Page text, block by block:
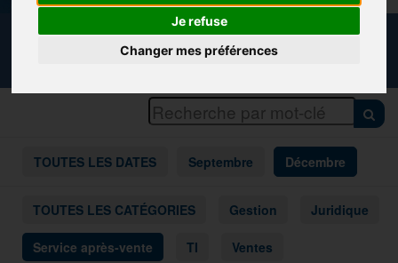
Je refuse
Changer mes préférences
CALENDRIER DES FORMATIONS
TOUTES LES DATES Septembre Décembre
TOUTES LES CATÉGORIES Gestion Juridique
Service après-vente TI Ventes